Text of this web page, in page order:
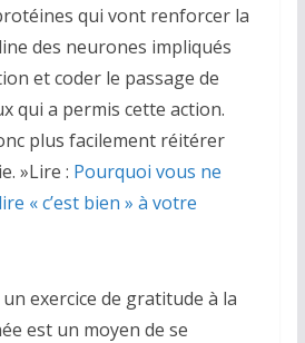
qui vont renforcer la
des neurones impliqués
et coder le passage de
qui a permis cette action.
plus facilement réitérer
»Lire : Pourquoi vous ne
« c’est bien » à votre
exercice de gratitude à la
est un moyen de se